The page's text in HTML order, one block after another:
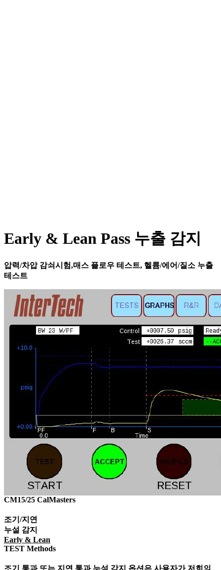
Early & Lean Pass 누출 감지
압력/차압 감쇠시험,매스 플로우 테스트, 헬륨/에어/질소 누출
테스트
CM15/25 CalMasters​
조기/지연
누설 감지
Early & Lean
TEST Methods
조기 통과 또는 지연 통과 누설 감지 옵션은 사용자가 저희의